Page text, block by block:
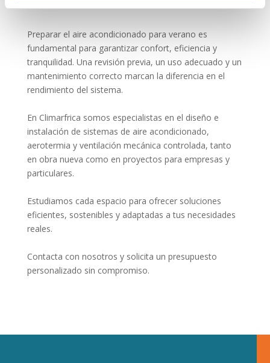
Preparar el aire acondicionado para verano es
fundamental para garantizar confort, eficiencia y
tranquilidad. Una revisión previa, un uso adecuado y un
mantenimiento correcto marcan la diferencia en el
rendimiento del sistema.
En Climarfrica somos especialistas en el diseño e
instalación de sistemas de aire acondicionado,
aerotermia y ventilación mecánica controlada, tanto
en obra nueva como en proyectos para empresas y
particulares.
Estudiamos cada espacio para ofrecer soluciones
eficientes, sostenibles y adaptadas a tus necesidades
reales.
Contacta con nosotros y solicita un presupuesto
personalizado sin compromiso.